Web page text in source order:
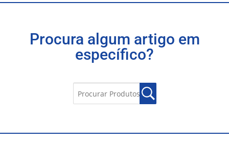
Procura algum artigo em
específico?